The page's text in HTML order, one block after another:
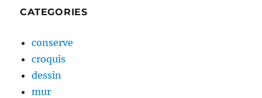
CATEGORIES
conserve
croquis
dessin
mur